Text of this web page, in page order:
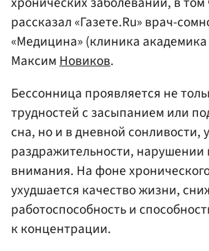
рассказал «Газете.Ru» врач-
«Медицина» (клиника академика
МаксимНовиков.
Бессонница проявляется не
трудностей с засыпанием или
сна, но и в дневной сонливости,
раздражительности, нарушении
внимания. На фоне
ухудшается качество жизни,
работоспособность и
к концентрации.